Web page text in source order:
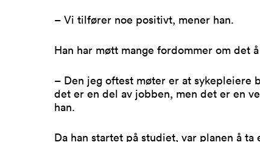
– Vi tilfører noe positivt, mener han.
Han har møtt mange fordommer om det
– Den jeg oftest møter er at sykepleiere
det er en del av jobben, men det er en
han.
Da han startet på studiet, var planen å